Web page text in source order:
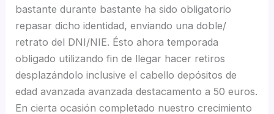
bastante durante bastante ha sido obligatorio
repasar dicho identidad, enviando una doble/
retrato del DNI/NIE. Ésto ahora temporada
obligado utilizando fin de llegar hacer retiros
desplazándolo inclusive el cabello depósitos de
edad avanzada avanzada destacamento a 50 euros.
En cierta ocasión completado nuestro crecimiento